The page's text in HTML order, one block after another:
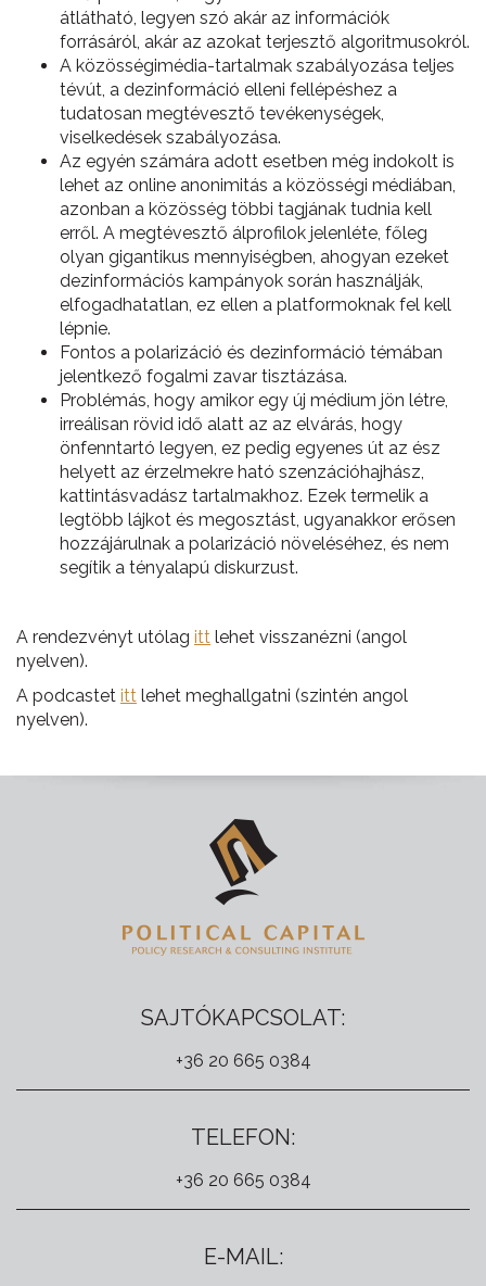
átlátható, legyen szó akár az információk
forrásáról, akár az azokat terjesztő algoritmusokról.
A közösségimédia-tartalmak szabályozása teljes
tévút, a dezinformáció elleni fellépéshez a
tudatosan megtévesztő tevékenységek,
viselkedések szabályozása.
Az egyén számára adott esetben még indokolt is
lehet az online anonimitás a közösségi médiában,
azonban a közösség többi tagjának tudnia kell
erről. A megtévesztő álprofilok jelenléte, főleg
olyan gigantikus mennyiségben, ahogyan ezeket
dezinformációs kampányok során használják,
elfogadhatatlan, ez ellen a platformoknak fel kell
lépnie.
Fontos a polarizáció és dezinformáció témában
jelentkező fogalmi zavar tisztázása.
Problémás, hogy amikor egy új médium jön létre,
irreálisan rövid idő alatt az az elvárás, hogy
önfenntartó legyen, ez pedig egyenes út az ész
helyett az érzelmekre ható szenzációhajhász,
kattintásvadász tartalmakhoz. Ezek termelik a
legtöbb lájkot és megosztást, ugyanakkor erősen
hozzájárulnak a polarizáció növeléséhez, és nem
segítik a tényalapú diskurzust.
A rendezvényt utólag itt lehet visszanézni (angol
nyelven).
A podcastet itt lehet meghallgatni (szintén angol
nyelven).
SAJTÓKAPCSOLAT:
+36 20 665 0384
TELEFON:
+36 20 665 0384
E-MAIL: